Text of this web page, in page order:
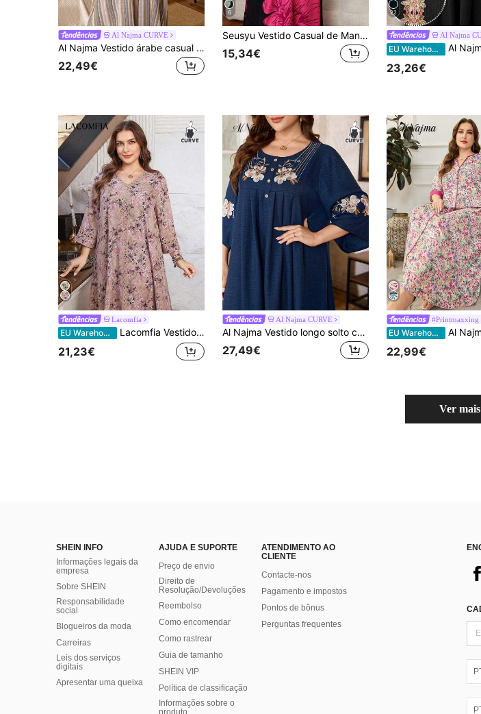
Al Najma CURVE
Al Najma Vestido árabe casual minimalista com estampado às riscas, manga comprida, corte largo regular, primavera/verão, tamanho grande para mulher
22,49€
6
Seusyu Vestido Casual de Manga Morcego com Estampa Floral e Gola Entalhada para Férias em Tamanho Grande
15,34€
22
Al Najma
EU Warehouse Al Najma Vestido elegante plus
23,26€
Lacomfia
EU Warehouse Lacomfia Vestido casual de estampa integral, decote em V, babados na barra, manga 3/4, modelagem solta, ideal para primavera/outono e tamanhos grandes.
21,23€
Al Najma CURVE
Al Najma Vestido longo solto com manga 3/4 em tecido bordado, bainha larga, trabalho artesanal pesado, estilo árabe azul-marinho, roupa casual para casa
27,49€
#Printmaxxing
EU Warehouse Al Najma Plus Size Mulheres Assorted
22,99€
Ver mais
SHEIN INFO
Informações legais da
empresa
Sobre SHEIN
Responsabilidade
social
Blogueiros da moda
Carreiras
Leis dos serviços
digitais
Apresentar uma queixa
AJUDA E SUPORTE
Preço de envio
Direito de
Resolução/Devoluções
Reembolso
Como encomendar
Como rastrear
Guia de tamanho
SHEIN VIP
Política de classificação
​Informações sobre o
ATENDIMENTO AO
CLIENTE
Contacte-nos
Pagamento e impostos
Pontos de bônus
Perguntas frequentes